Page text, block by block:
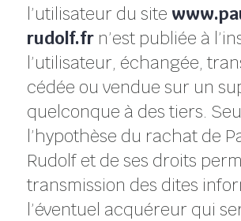
l’utilisateur du site
rudolf.fr n’est publiée à
l’utilisateur, échangée,
cédée ou vendue sur un
quelconque à des tiers.
l’hypothèse du rachat de
Rudolf et de ses droits
transmission des dites
l’éventuel acquéreur qui